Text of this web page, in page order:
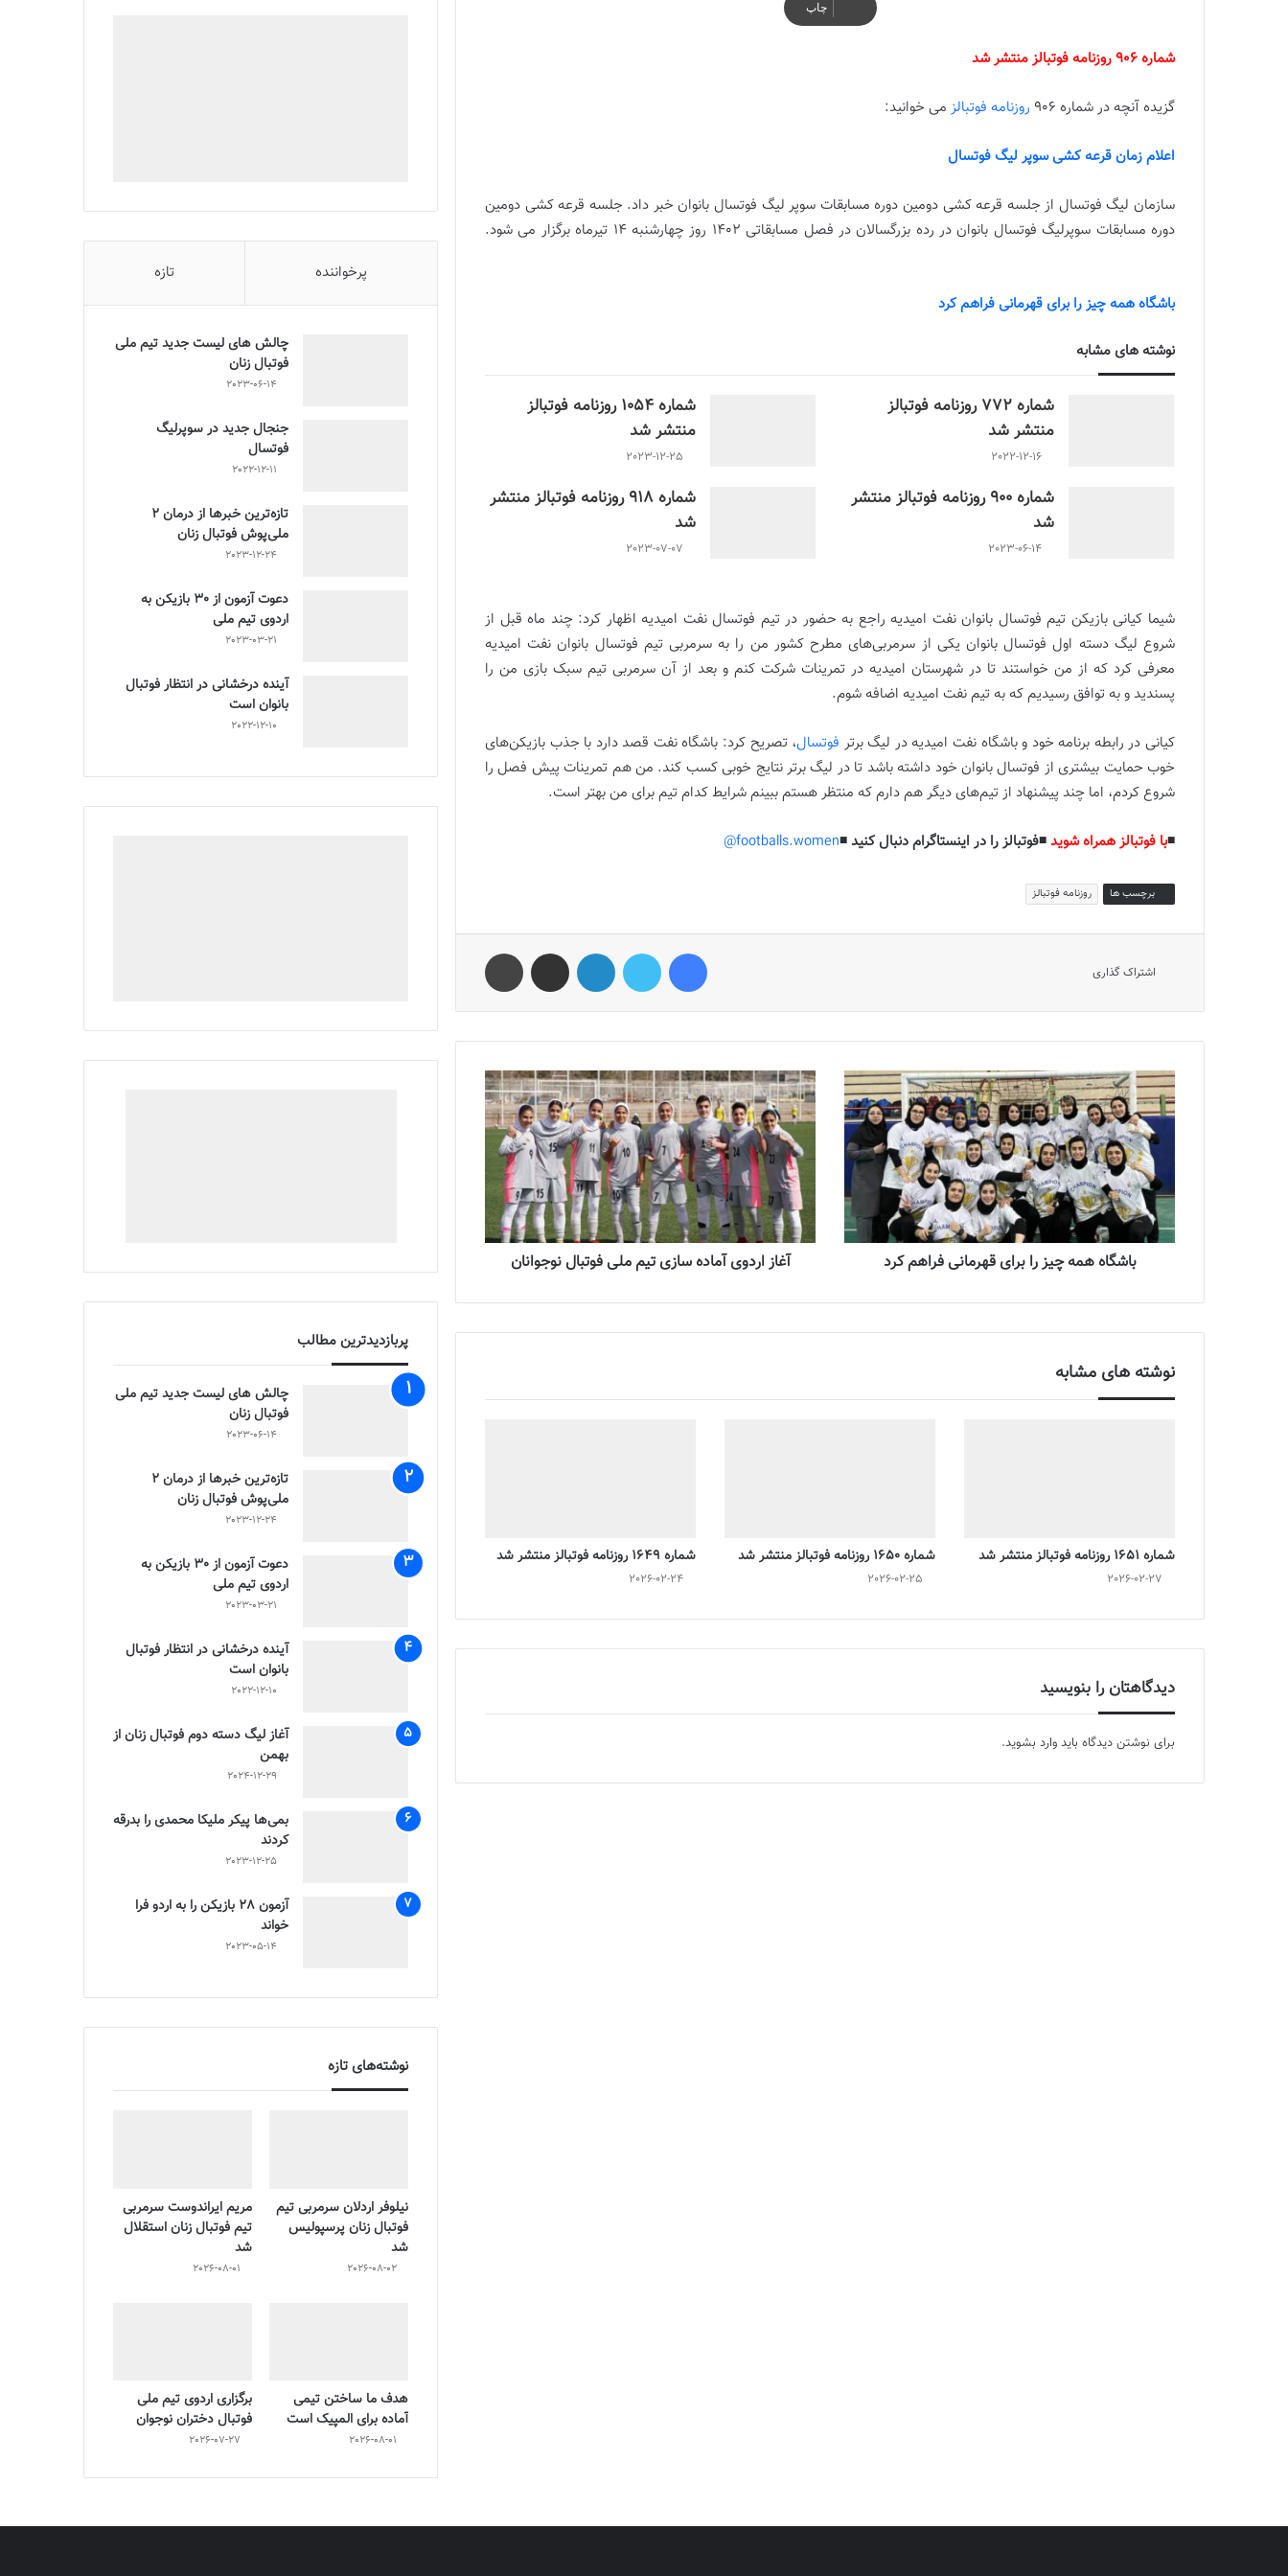
چاپ
شماره 906 روزنامه فوتبالز منتشر شد
گزیده آنچه در شماره 906 روزنامه فوتبالز می خوانید:
اعلام زمان قرعه کشی سوپر لیگ فوتسال
سازمان لیگ فوتسال از جلسه قرعه کشی دومین دوره مسابقات سوپر لیگ فوتسال بانوان خبر داد. جلسه قرعه کشی دومین
دوره مسابقات سوپرلیگ فوتسال بانوان در رده بزرگسالان در فصل مسابقاتی ۱۴۰۲ روز چهارشنبه 14 تیرماه برگزار می شود.
باشگاه همه چیز را برای قهرمانی فراهم کرد
نوشته های مشابه
شماره 772 روزنامه فوتبالز
منتشر شد
2022-12-16
شماره 1054 روزنامه فوتبالز
منتشر شد
2023-12-25
شماره 900 روزنامه فوتبالز منتشر
شد
2023-06-14
شماره 918 روزنامه فوتبالز منتشر
شد
2023-07-07
شیما کیانی بازیکن تیم فوتسال بانوان نفت امیدیه راجع به حضور در تیم فوتسال نفت امیدیه اظهار کرد: چند ماه قبل از
شروع لیگ دسته اول فوتسال بانوان یکی از سرمربی‌های مطرح کشور من را به سرمربی تیم فوتسال بانوان نفت امیدیه
معرفی کرد که از من خواستند تا در شهرستان امیدیه در تمرینات شرکت کنم و بعد از آن سرمربی تیم سبک بازی من را
پسندید و به توافق رسیدیم که به تیم نفت امیدیه اضافه شوم.
کیانی در رابطه برنامه خود و باشگاه نفت امیدیه در لیگ برتر فوتسال، تصریح کرد: باشگاه نفت قصد دارد با جذب بازیکن‌های
خوب حمایت بیشتری از فوتسال بانوان خود داشته باشد تا در لیگ برتر نتایج خوبی کسب کند. من هم تمرینات پیش فصل را
شروع کردم، اما چند پیشنهاد از تیم‌های دیگر هم دارم که منتظر هستم ببینم شرایط کدام تیم برای من بهتر است.
◾️با فوتبالز همراه شوید◾️فوتبالز را در اینستاگرام دنبال کنید ◾️footballs.women@
برچسب ها روزنامه فوتبالز
اشتراک گذاری
باشگاه همه چیز را برای قهرمانی فراهم کرد آغاز اردوی آماده سازی تیم ملی فوتبال نوجوانان
نوشته های مشابه
شماره 1651 روزنامه فوتبالز منتشر شد
2026-02-27
شماره 1650 روزنامه فوتبالز منتشر شد
2026-02-25
شماره 1649 روزنامه فوتبالز منتشر شد
2026-02-24
دیدگاهتان را بنویسید
برای نوشتن دیدگاه باید وارد بشوید.
پرخواننده تازه
چالش هاى ليست جدید تيم ملى
فوتبال زنان
2023-06-14
جنجال جدید در سوپرلیگ
فوتسال
2022-12-11
تازه‌ترین خبرها از درمان ۲
ملی‌پوش فوتبال زنان
2023-12-24
دعوت آزمون از 30 بازیکن به
اردوی تیم ملی
2023-03-21
آینده درخشانی در انتظار فوتبال
بانوان است
2022-12-10
پربازدیدترین مطالب
چالش هاى ليست جدید تيم ملى
فوتبال زنان
2023-06-14
تازه‌ترین خبرها از درمان ۲
ملی‌پوش فوتبال زنان
2023-12-24
دعوت آزمون از 30 بازیکن به
اردوی تیم ملی
2023-03-21
آینده درخشانی در انتظار فوتبال
بانوان است
2022-12-10
آغاز لیگ دسته دوم فوتبال زنان از
بهمن
2024-12-29
بمی‌ها پیکر ملیکا محمدی را بدرقه
کردند
2023-12-25
آزمون 28 بازیکن را به اردو فرا
خواند
2023-05-14
نوشته‌های تازه
نیلوفر اردلان سرمربی تیم
فوتبال زنان پرسپولیس
شد
2026-08-02
مریم ایراندوست سرمربی
تیم فوتبال زنان استقلال
شد
2026-08-01
هدف ما ساختن تیمی
آماده برای المپیک است
2026-08-01
برگزاری اردوی تیم ملی
فوتبال دختران نوجوان
2026-07-27